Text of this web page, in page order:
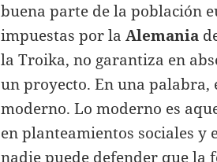
buena parte de la población
impuestas por laAlemania
la Troika, no garantiza en
un proyecto. En una palabra,
moderno. Lo moderno es
en planteamientos sociales y
nadie puede defender que la